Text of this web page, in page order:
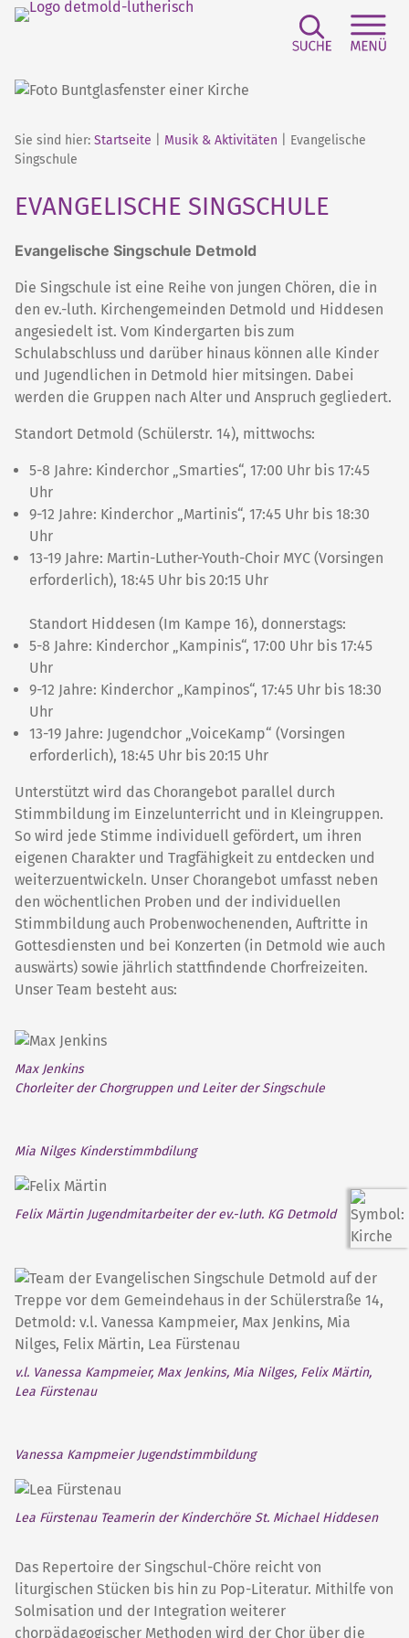
Zum
Sie sind hier: Startseite Musik & Aktivitäten
Evangelische
Singschule
EVANGELISCHE SINGSCHULE
Evangelische Singschule Detmold
Die Singschule ist eine Reihe von jungen Chören, die in
den ev.-luth. Kirchengemeinden Detmold und Hiddesen
angesiedelt ist. Vom Kindergarten bis zum
Schulabschluss und darüber hinaus können alle Kinder
und Jugendlichen in Detmold hier mitsingen. Dabei
werden die Gruppen nach Alter und Anspruch gegliedert.
Standort Detmold (Schülerstr. 14), mittwochs:
5-8 Jahre: Kinderchor „Smarties“, 17:00 Uhr bis 17:45
Uhr
9-12 Jahre: Kinderchor „Martinis“, 17:45 Uhr bis 18:30
Uhr
13-19 Jahre: Martin-Luther-Youth-Choir MYC (Vorsingen
erforderlich), 18:45 Uhr bis 20:15 Uhr
Standort Hiddesen (Im Kampe 16), donnerstags:
5-8 Jahre: Kinderchor „Kampinis“, 17:00 Uhr bis 17:45
Uhr
9-12 Jahre: Kinderchor „Kampinos“, 17:45 Uhr bis 18:30
Uhr
13-19 Jahre: Jugendchor „VoiceKamp“ (Vorsingen
erforderlich), 18:45 Uhr bis 20:15 Uhr
Unterstützt wird das Chorangebot parallel durch
Stimmbildung im Einzelunterricht und in Kleingruppen.
So wird jede Stimme individuell gefördert, um ihren
eigenen Charakter und Tragfähigkeit zu entdecken und
weiterzuentwickeln. Unser Chorangebot umfasst neben
den wöchentlichen Proben und der individuellen
Stimmbildung auch Probenwochenenden, Auftritte in
Gottesdiensten und bei Konzerten (in Detmold wie auch
auswärts) sowie jährlich stattfindende Chorfreizeiten.
Unser Team besteht aus:
Max Jenkins
Chorleiter der Chorgruppen und Leiter der Singschule
Mia Nilges Kinderstimmbdilung
Felix Märtin Jugendmitarbeiter der ev.-luth. KG Detmold
v.l. Vanessa Kampmeier, Max Jenkins, Mia Nilges, Felix Märtin,
Lea Fürstenau
Vanessa Kampmeier Jugendstimmbildung
Lea Fürstenau Teamerin der Kinderchöre St. Michael Hiddesen
Das Repertoire der Singschul-Chöre reicht von
liturgischen Stücken bis hin zu Pop-Literatur. Mithilfe von
Solmisation und der Integration weiterer
chorpädagogischer Methoden wird der Chor über die